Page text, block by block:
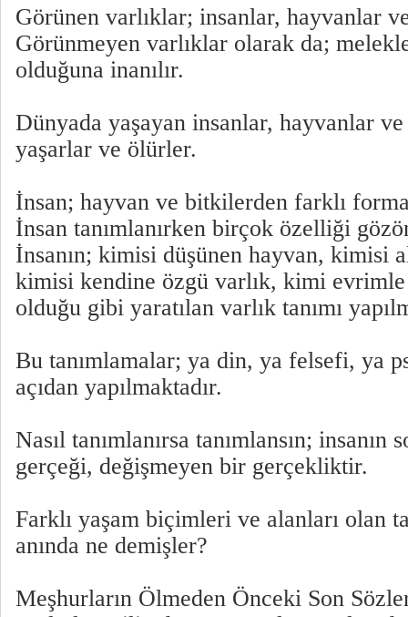
Görünen varlıklar; insanlar, hayvanlar
Görünmeyen varlıklar olarak da;
olduğuna inanılır.
Dünyada yaşayan insanlar, hayvanlar
yaşarlar ve ölürler.
İnsan; hayvan ve bitkilerden farklı
İnsan tanımlanırken birçok özelliği
İnsanın; kimisi düşünen hayvan, kimisi
kimisi kendine özgü varlık, kimi
olduğu gibi yaratılan varlık tanımı
Bu tanımlamalar; ya din, ya felsefi, ya
açıdan yapılmaktadır.
Nasıl tanımlanırsa tanımlansın;
gerçeği, değişmeyen bir gerçekliktir.
Farklı yaşam biçimleri ve alanları olan
anında ne demişler?
Meşhurların Ölmeden Önceki Son